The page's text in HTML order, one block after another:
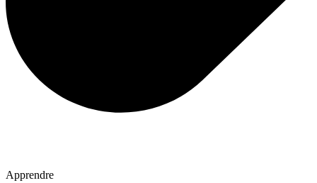
Apprendre